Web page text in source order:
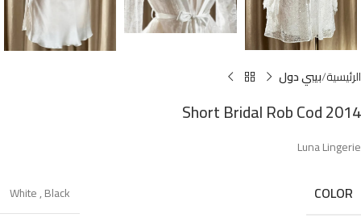
الرئيسية بيبي دول
Short Bridal Rob Cod 2014
Luna Lingerie
COLOR
White,Black